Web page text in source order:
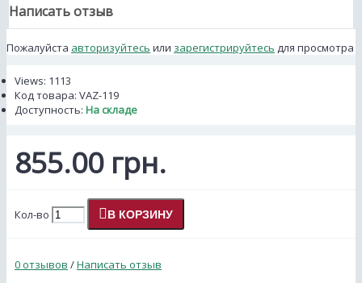
Написать отзыв
Пожалуйста авторизуйтесь или зарегистрируйтесь для просмотра
Views: 1113
Код товара: VAZ-119
Доступность: На складе
855.00 грн.
Кол-во В КОРЗИНУ
0 отзывов /Написать отзыв